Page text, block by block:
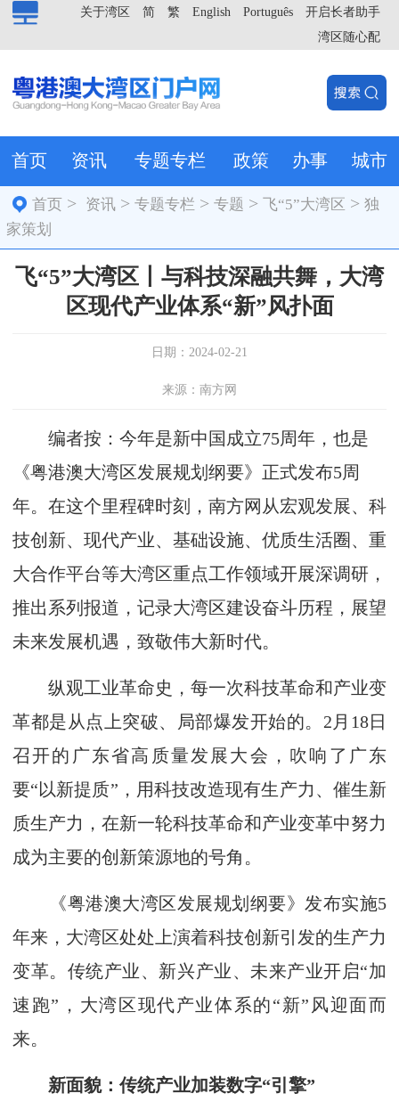
开启长者助手
Português
English
繁
简
关于湾区
湾区随心配
首页 资讯 专题专栏 政策 办事 城市
首页 > 资讯 >专题专栏 >专题 >飞“5”大湾区 >独
家策划
飞“5”大湾区丨与科技深融共舞，大湾
区现代产业体系“新”风扑面
日期：2024-02-21
来源：南方网
编者按： 今年是新中国成立75周年，也是
《粤港澳大湾区发展规划纲要》正式发布5周
年。在这个里程碑时刻，南方网从宏观发展、科
技创新、现代产业、基础设施、优质生活圈、重
大合作平台等大湾区重点工作领域开展深调研，
推出系列报道，记录大湾区建设奋斗历程，展望
未来发展机遇，致敬伟大新时代。
纵观工业革命史，每一次科技革命和产业变
革都是从点上突破、局部爆发开始的。2月18日
召开的广东省高质量发展大会，吹响了广东
要“以新提质”，用科技改造现有生产力、催生新
质生产力，在新一轮科技革命和产业变革中努力
成为主要的创新策源地的号角。
《粤港澳大湾区发展规划纲要》发布实施5
年来，大湾区处处上演着科技创新引发的生产力
变革。传统产业、新兴产业、未来产业开启“加
速跑”，大湾区现代产业体系的“新”风迎面而
来。
新面貌：传统产业加装数字“引擎”